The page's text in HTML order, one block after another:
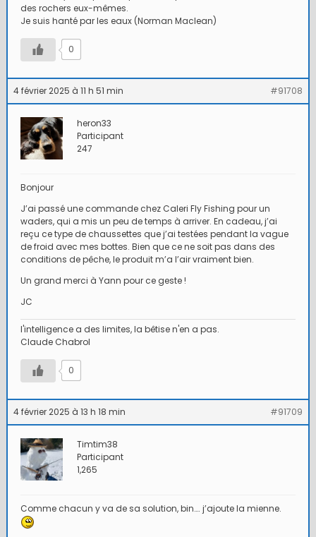
des rochers eux-mêmes.
Je suis hanté par les eaux (Norman Maclean)
0
4 février 2025 à 11 h 51 min #91708
heron33
Participant
247
Bonjour
J’ai passé une commande chez Caleri Fly Fishing pour un
waders, qui a mis un peu de temps à arriver. En cadeau, j’ai
reçu ce type de chaussettes que j’ai testées pendant la vague
de froid avec mes bottes. Bien que ce ne soit pas dans des
conditions de pêche, le produit m’a l’air vraiment bien.
Un grand merci à Yann pour ce geste !
JC
l'intelligence a des limites, la bêtise n'en a pas.
Claude Chabrol
0
4 février 2025 à 13 h 18 min #91709
Timtim38
Participant
1,265
Comme chacun y va de sa solution, bin…. j’ajoute la mienne.